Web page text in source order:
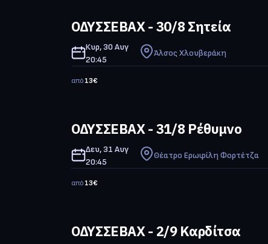
ΟΔΥΣΣΕΒΑΧ - 30/8 Σητεία
Κυρ, 30 Αυγ
20:45
Άλσος Χλουβεράκη
από13€
ΟΔΥΣΣΕΒΑΧ - 31/8 Ρέθυμνο
Δευ, 31 Αυγ
20:45
Θέατρο Ερωφίλη Φορτέτζα
από13€
ΟΔΥΣΣΕΒΑΧ - 2/9 Καρδίτσα